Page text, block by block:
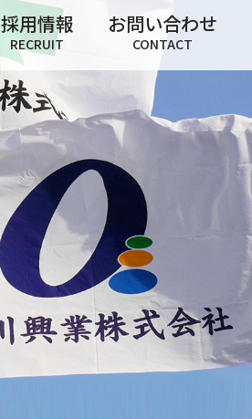
採用情報
RECRUIT
お問い合わせ
CONTACT